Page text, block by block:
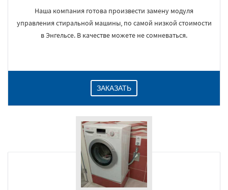
Наша компания готова произвести замену модуля
управления стиральной машины, по самой низкой стоимости
в Энгельсе. В качестве можете не сомневаться.
ЗАКАЗАТЬ